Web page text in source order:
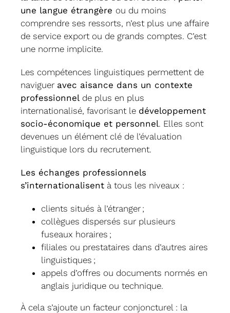
une langue étrangère ou du moins
comprendre ses ressorts, n’est plus une affaire
de service export ou de grands comptes. C’est
une norme implicite.
Les compétences linguistiques permettent de
naviguer avec aisance dans un contexte
professionnel de plus en plus
internationalisé, favorisant le développement
socio-économique et personnel. Elles sont
devenues un élément clé de l’évaluation
linguistique lors du recrutement.
Les échanges professionnels
s’internationalisentà tous les niveaux :
clients situés à l’étranger ;
collègues dispersés sur plusieurs
fuseaux horaires ;
filiales ou prestataires dans d’autres aires
linguistiques ;
appels d’offres ou documents normés en
anglais juridique ou technique.
À cela s’ajoute un facteur conjoncturel : la